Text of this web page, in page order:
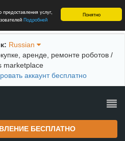
Понятно
услуг,
Подробней
Russian
аренде, ремонте роботов /
marketplace
аккаунт бесплатно
БЕСПЛАТНО